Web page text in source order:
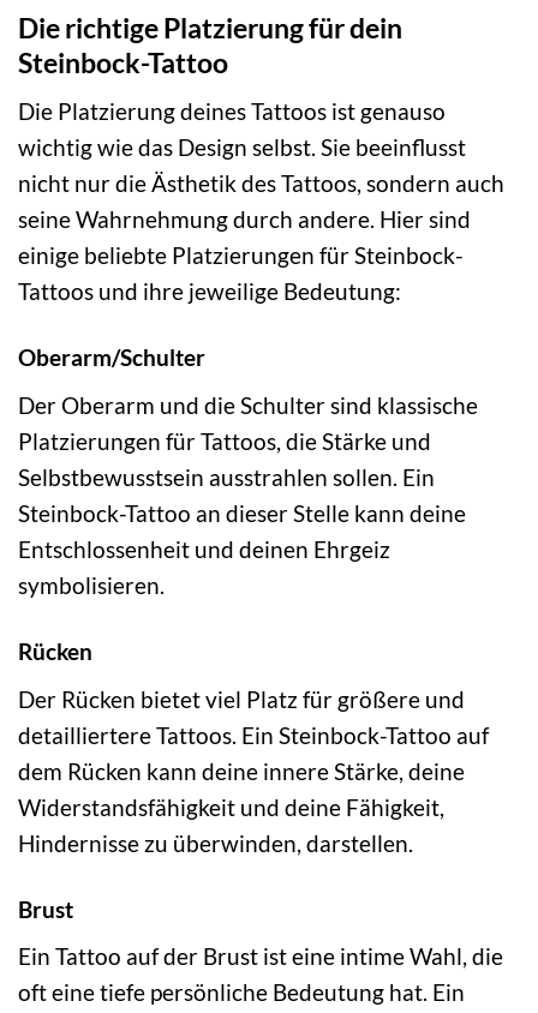
Die richtige Platzierung für dein
Steinbock-Tattoo
Die Platzierung deines Tattoos ist genauso
wichtig wie das Design selbst. Sie beeinflusst
nicht nur die Ästhetik des Tattoos, sondern auch
seine Wahrnehmung durch andere. Hier sind
einige beliebte Platzierungen für Steinbock-
Tattoos und ihre jeweilige Bedeutung:
Oberarm/Schulter
Der Oberarm und die Schulter sind klassische
Platzierungen für Tattoos, die Stärke und
Selbstbewusstsein ausstrahlen sollen. Ein
Steinbock-Tattoo an dieser Stelle kann deine
Entschlossenheit und deinen Ehrgeiz
symbolisieren.
Rücken
Der Rücken bietet viel Platz für größere und
detailliertere Tattoos. Ein Steinbock-Tattoo auf
dem Rücken kann deine innere Stärke, deine
Widerstandsfähigkeit und deine Fähigkeit,
Hindernisse zu überwinden, darstellen.
Brust
Ein Tattoo auf der Brust ist eine intime Wahl, die
oft eine tiefe persönliche Bedeutung hat. Ein